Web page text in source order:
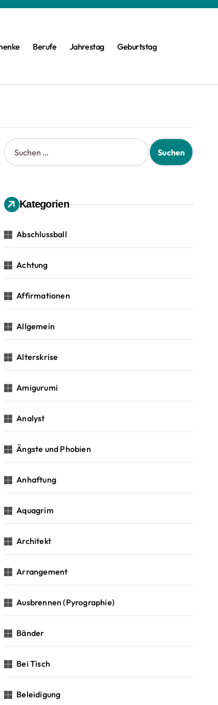
Berufe Jahrestag Geburtstag
S
u
n
n
c
Kategorien
Abschlussball
Achtung
Affirmationen
Allgemein
Alterskrise
Amigurumi
Analyst
Ängste und Phobien
Anhaftung
Aquagrim
Architekt
Arrangement
Ausbrennen (Pyrographie)
Bänder
Bei Tisch
Beleidigung